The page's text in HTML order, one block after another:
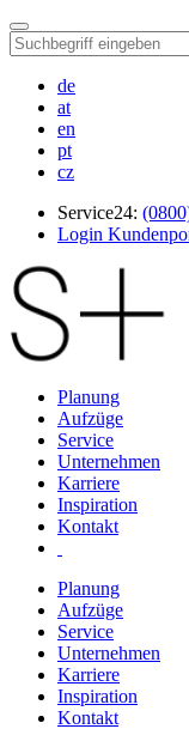
de
at
en
pt
cz
Service24:
Login
Planung
Aufzüge
Service
Unternehmen
Karriere
Inspiration
Kontakt
Planung
Aufzüge
Service
Unternehmen
Karriere
Inspiration
Kontakt